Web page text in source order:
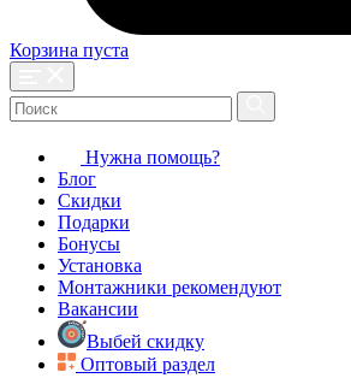
Корзина пуста
Нужна помощь?
Блог
Скидки
Подарки
Бонусы
Установка
Монтажники рекомендуют
Вакансии
Выбей скидку
Оптовый раздел